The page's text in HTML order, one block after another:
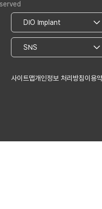
사이트맵개인정보 처리방침이용